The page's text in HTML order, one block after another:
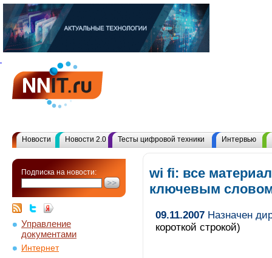
Новости Новости 2.0 Тесты цифровой техники Интервью
Подписка на новости:
Управление
документами
Интернет
wi fi: все
ключевым
09.11.2007 Назначен
короткой строкой)